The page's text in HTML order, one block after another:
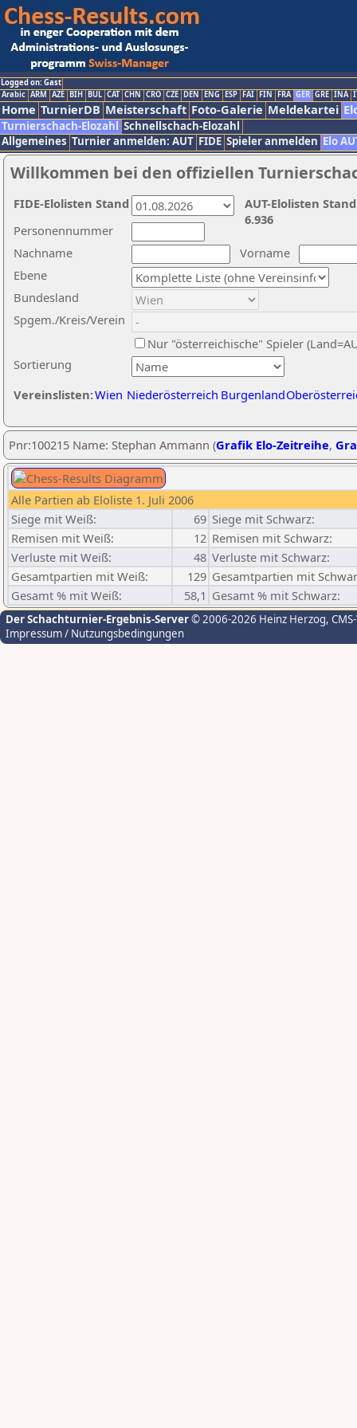
Logged on: Gast
Arabic ARM AZE BIH BUL CAT CHN CRO CZE DEN ENG ESP FAI FIN FRA GER GRE INA
Home TurnierDB Meisterschaft Foto-Galerie Meldekartei
Turnierschach-Elozahl Schnellschach-Elozahl
Allgemeines Turnier anmelden: AUT FIDE Spieler anmelden Elo
Willkommen bei den offiziellen
Nachname
Vorname
Ebene
Sortierung
Personennummer
Bundesland
Spgem./Kreis/Verein
Nur "österreichische" Spieler
Vereinslisten:Wien Niederösterreich Burgenland
AUT-Elolisten
6.936
FIDE-Elolisten Stand
Pnr:100215 Name: Stephan Ammann (Grafik Elo-Zeitreihe,
Alle Partien ab Eloliste 1. Juli 2006
Siege mit Weiß:
69 Siege mit Schwarz:
Remisen mit Weiß:
12 Remisen mit Schwarz:
Verluste mit Weiß:
48 Verluste mit Schwarz:
Gesamtpartien mit Weiß:
129 Gesamtpartien mit
Gesamt % mit Weiß:
58,1 Gesamt % mit Schwarz:
Der Schachturnier-Ergebnis-Server© 2006-2026 Heinz Herzog,
Impressum / Nutzungsbedingungen